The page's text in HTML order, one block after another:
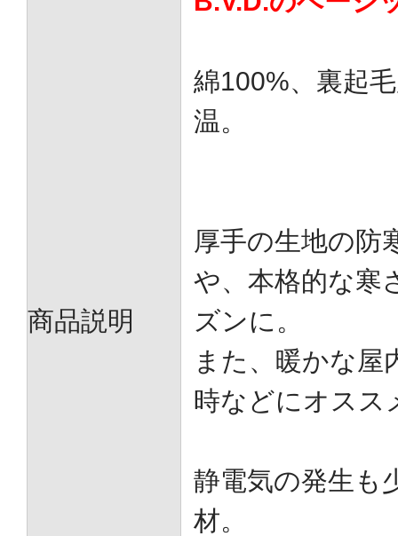
商品説明
綿100%、裏起
温。
厚手の生地の防
や、本格的な寒
ズンに。
また、暖かな屋
時などにオスス
静電気の発生も
材。